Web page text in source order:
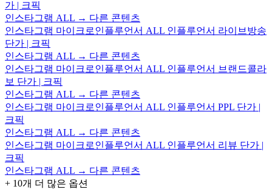
가 | 크픽
인스타그램 ALL → 다른 콘텐츠
인스타그램 마이크로인플루언서 ALL 인플루언서 라이브방송
단가 | 크픽
인스타그램 ALL → 다른 콘텐츠
인스타그램 마이크로인플루언서 ALL 인플루언서 브랜드콜라
보 단가 | 크픽
인스타그램 ALL → 다른 콘텐츠
인스타그램 마이크로인플루언서 ALL 인플루언서 PPL 단가 |
크픽
인스타그램 ALL → 다른 콘텐츠
인스타그램 마이크로인플루언서 ALL 인플루언서 리뷰 단가 |
크픽
인스타그램 ALL → 다른 콘텐츠
+ 10개 더 많은 옵션